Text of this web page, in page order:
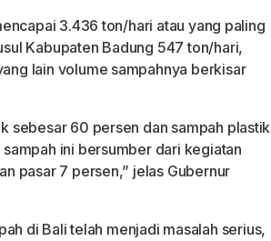
3.436 ton/hari atau yang paling
Kabupaten Badung 547 ton/hari,
lain volume sampahnya berkisar
sebesar 60 persen dan sampah plastik
ini bersumber dari kegiatan
pasar 7 persen,” jelas Gubernur
di Bali telah menjadi masalah serius,